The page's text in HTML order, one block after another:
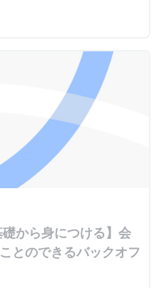
礎から身につける】会
とのできるバックオフ